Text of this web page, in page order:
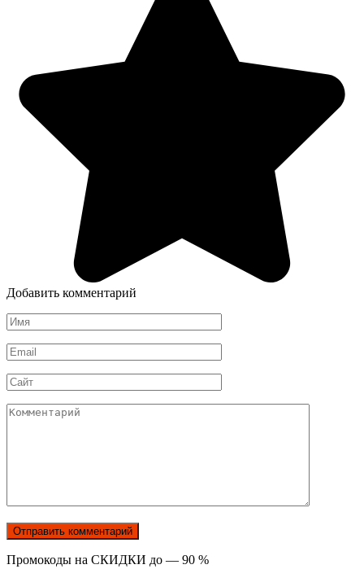
Добавить комментарий
Имя
*
Email
*
Сайт
Комментарий
Промокоды на СКИДКИ до — 90 %